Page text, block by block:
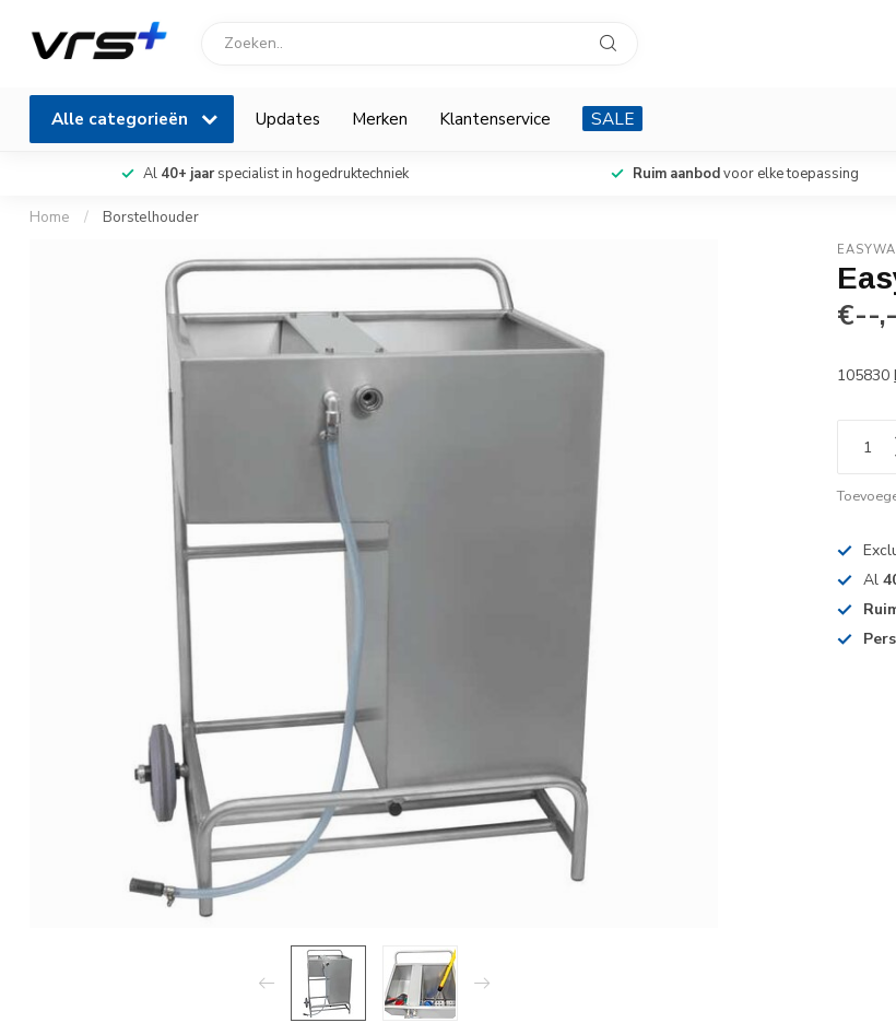
Alle categorieën Updates Merken Klantenservice SALE
Al 40+ jaarspecialist in hogedruktechniek Ruim aanbodvoor elke toepassing
Home / Borstelhouder
€--
105830
Al